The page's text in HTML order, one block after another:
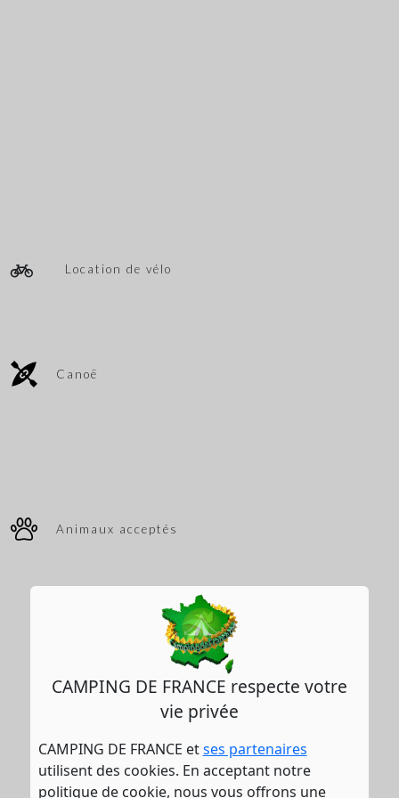
CAMPING DE FRANCE respecte votre
vie privée
CAMPING DE FRANCE etses partenaires
utilisent des cookies. En acceptant notre
politique de cookie, nous vous offrons une
Location de vélo
Canoë
Animaux acceptés